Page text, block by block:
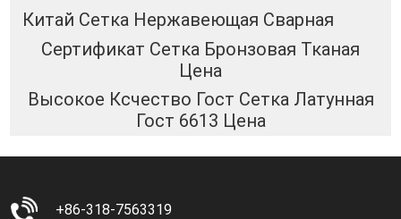
Китай Сетка Нержавеющая Сварная
Сертификат Сетка Бронзовая Тканая
Цена
Высокое Ксчество Гост Сетка Латунная
Гост 6613 Цена
+86-318-7563319